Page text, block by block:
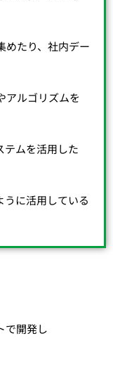
めたり、社内デー
アルゴリズムを
テムを活用した
うに活用している
で開発し